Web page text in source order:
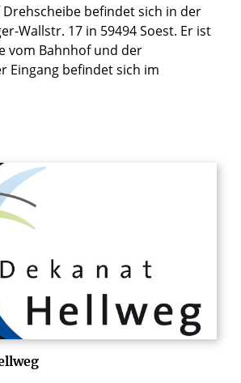
befindet sich in der
Wallstr. 17 in 59494 Soest. Er ist
vom Bahnhof und der
Eingang befindet sich im